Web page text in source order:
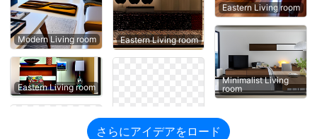
Modern Living room
Eastern Living room
Eastern Living room
Eastern Living room
Minimalist Living
room
さらにアイデアをロード